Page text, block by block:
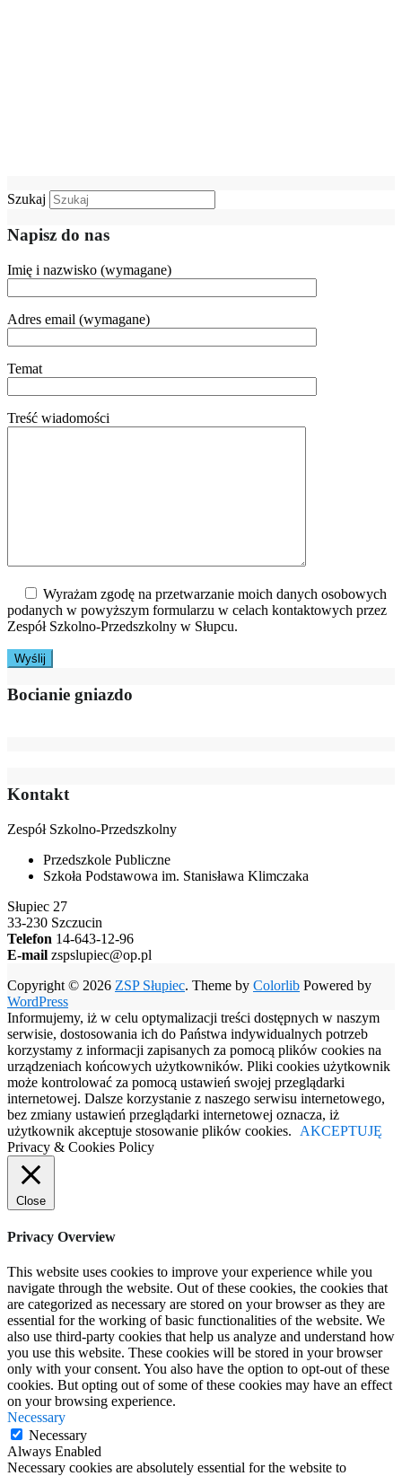
Szukaj
Napisz do nas
Imię i nazwisko (wymagane)
Adres email (wymagane)
Temat
Treść wiadomości
Wyrażam zgodę na przetwarzanie moich danych osobowych
podanych w powyższym formularzu w celach kontaktowych przez
Zespół Szkolno-Przedszkolny w Słupcu.
Bocianie gniazdo
Kontakt
Zespół Szkolno-Przedszkolny
Przedszkole Publiczne
Szkoła Podstawowa im. Stanisława Klimczaka
Słupiec 27
33-230 Szczucin
Telefon 14-643-12-96
E-mail zspslupiec@op.pl
Copyright © 2026 ZSP Słupiec. Theme by Colorlib Powered by
WordPress
Informujemy, iż w celu optymalizacji treści dostępnych w naszym
serwisie, dostosowania ich do Państwa indywidualnych potrzeb
korzystamy z informacji zapisanych za pomocą plików cookies na
urządzeniach końcowych użytkowników. Pliki cookies użytkownik
może kontrolować za pomocą ustawień swojej przeglądarki
internetowej. Dalsze korzystanie z naszego serwisu internetowego,
bez zmiany ustawień przeglądarki internetowej oznacza, iż
użytkownik akceptuje stosowanie plików cookies.
AKCEPTUJĘ
Privacy & Cookies Policy
Close
Privacy Overview
This website uses cookies to improve your experience while you
navigate through the website. Out of these cookies, the cookies that
are categorized as necessary are stored on your browser as they are
essential for the working of basic functionalities of the website. We
also use third-party cookies that help us analyze and understand how
you use this website. These cookies will be stored in your browser
only with your consent. You also have the option to opt-out of these
cookies. But opting out of some of these cookies may have an effect
on your browsing experience.
Necessary
Necessary
Always Enabled
Necessary cookies are absolutely essential for the website to